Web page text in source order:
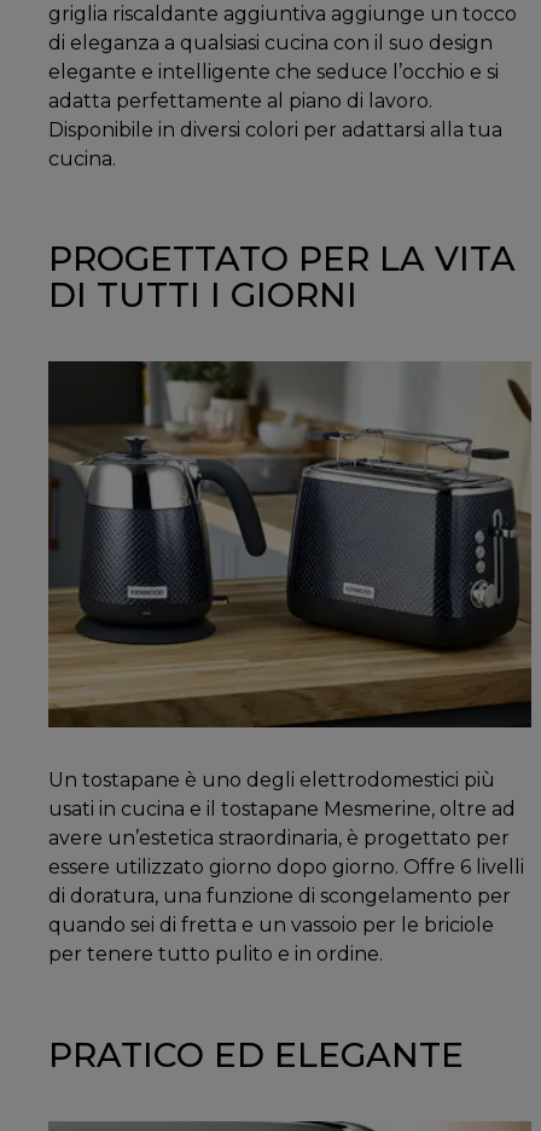
griglia riscaldante aggiuntiva aggiunge un tocco
di eleganza a qualsiasi cucina con il suo design
elegante e intelligente che seduce l’occhio e si
adatta perfettamente al piano di lavoro.
Disponibile in diversi colori per adattarsi alla tua
cucina.
PROGETTATO PER LA VITA
DI TUTTI I GIORNI
Un tostapane è uno degli elettrodomestici più
usati in cucina e il tostapane Mesmerine, oltre ad
avere un’estetica straordinaria, è progettato per
essere utilizzato giorno dopo giorno. Offre 6 livelli
di doratura, una funzione di scongelamento per
quando sei di fretta e un vassoio per le briciole
per tenere tutto pulito e in ordine.
PRATICO ED ELEGANTE